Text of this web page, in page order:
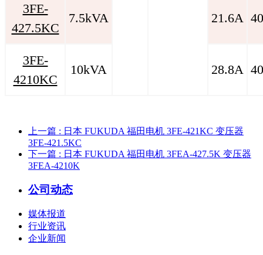
3FE-
427.5KC
7.5kVA 21.6A
3FE-
4210KC
10kVA 28.8A
上一篇 : 日本 FUKUDA 福田电机 3FE-421KC 变压器
3FE-421.5KC
下一篇 : 日本 FUKUDA 福田电机 3FEA-427.5K 变压器
3FEA-4210K
公司动态
媒体报道
行业资讯
企业新闻